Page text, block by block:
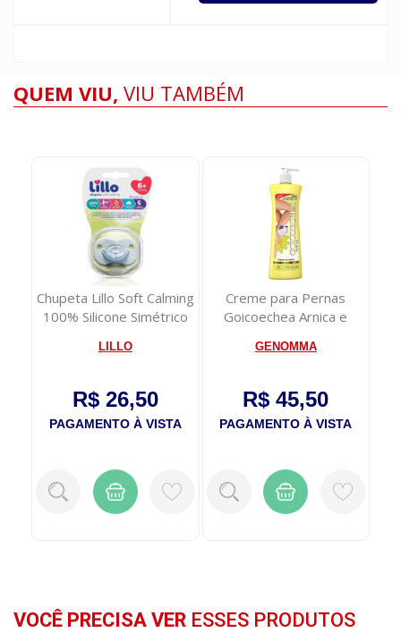
QUEM VIU, VIU TAMBÉM
Creme para Pernas
Goicoechea Arnica e
GENOMMA
R$ 45,50
PAGAMENTO À VISTA
Fralda Pampers SuperSec
Tamanho XG 22 unidades
PROCTER & GAMBL
R$ 37,50
PAGAMENTO À VISTA
VOCÊ PRECISA VER ESSES PRODUTOS